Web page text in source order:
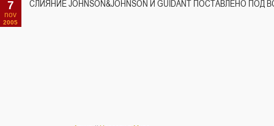
7
nov
2005
СЛИЯНИЕ JOHNSON&JOHNSON И GUIDANT ПОСТАВЛЕНО ПОД